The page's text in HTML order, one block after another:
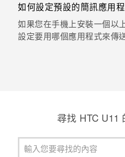
如何設定預設的簡訊應用
如果您在手機上安裝一個以
設定要用哪個應用程式來傳
尋找 HTC U11